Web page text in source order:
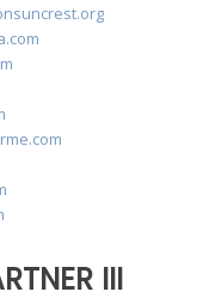
III